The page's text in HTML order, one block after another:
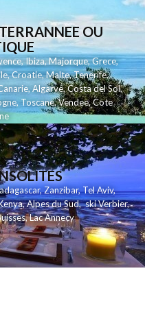
OU
,Ibiza,Majorque,Grece,
,Croatie,Malte,Tenerife,
,Algarve,Costa del Sol,
,Toscane,Vendee,Cote
,Zanzibar,Tel Aviv,
,Alpes du Sud,ski Verbier,
,Lac Annecy